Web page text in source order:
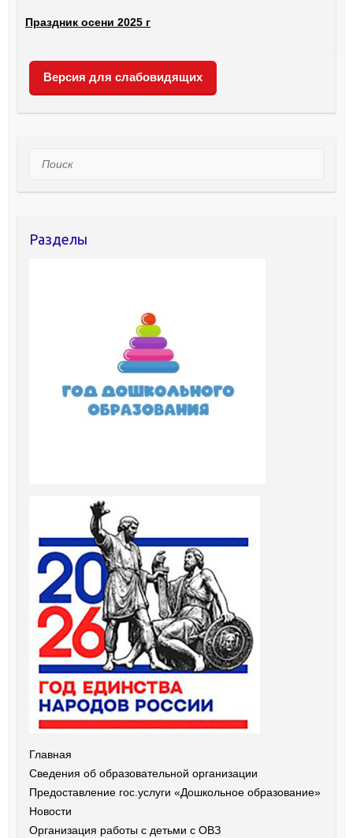
Праздник осени 2025 г
Версия для слабовидящих
Поиск
Разделы
Главная
Сведения об образовательной организации
Предоставление гос.услуги «Дошкольное образование»
Новости
Организация работы с детьми с ОВЗ